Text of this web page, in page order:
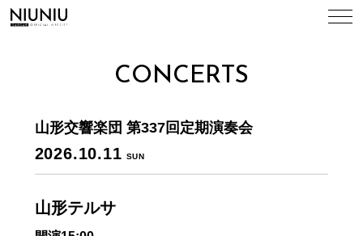
NEWS
CONCERTS
CONCERTS
山形交響楽団 第337回定期演奏会
2026.10.11 SUN
山形テルサ